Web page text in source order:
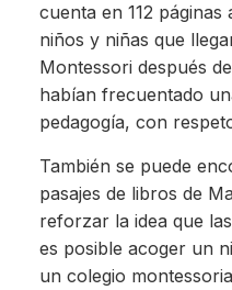
cuenta en 112 páginas
niños y niñas que
Montessori después
habían frecuentado
pedagogía, con
También se puede
pasajes de libros de
reforzar la idea que
es posible acoger un
un colegio